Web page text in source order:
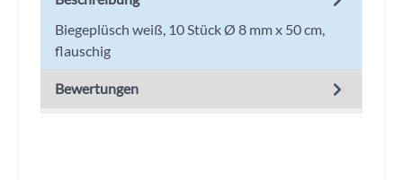
Biegeplüsch weiß, 10 Stück Ø 8 mm x 50 cm,
flauschig
Bewertungen